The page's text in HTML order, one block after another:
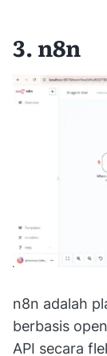
3. n8n
n8n adalah
berbasis
API secara